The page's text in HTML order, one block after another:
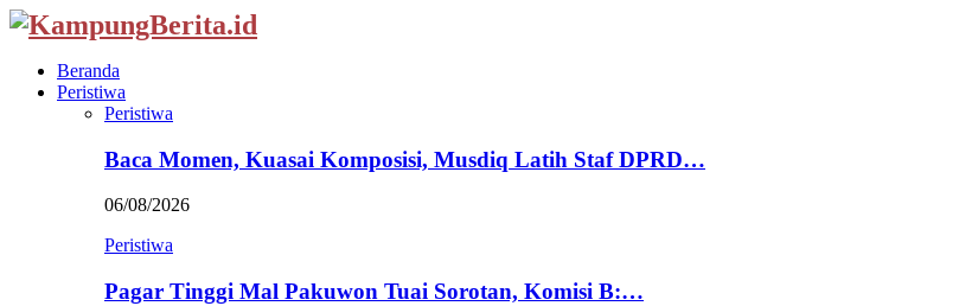
Beranda
Peristiwa
Peristiwa
Baca Momen, Kuasai Komposisi, Musdiq Latih Staf DPRD…
06/08/2026
Peristiwa
Pagar Tinggi Mal Pakuwon Tuai Sorotan, Komisi B:…